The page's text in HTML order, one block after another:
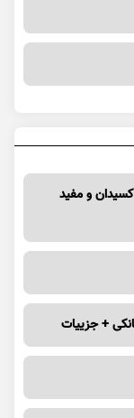
و مفید
+ جزییات